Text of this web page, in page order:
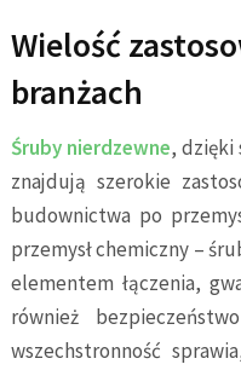
Wielość
branżach
Śruby nierdzewne, dzięki
znajdują szerokie
budownictwa po
przemysł chemiczny –
elementem łączenia,
również
wszechstronność